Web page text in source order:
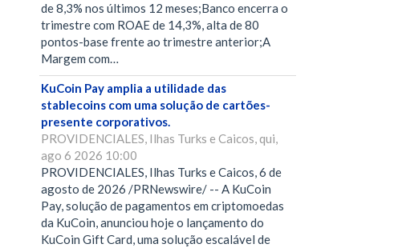
de 8,3% nos últimos 12 meses;Banco encerra o
trimestre com ROAE de 14,3%, alta de 80
pontos-base frente ao trimestre anterior;A
Margem com…
KuCoin Pay amplia a utilidade das
stablecoins com uma solução de cartões-
presente corporativos.
PROVIDENCIALES, Ilhas Turks e Caicos, qui,
ago 6 2026 10:00
PROVIDENCIALES, Ilhas Turks e Caicos, 6 de
agosto de 2026 /PRNewswire/ -- A KuCoin
Pay, solução de pagamentos em criptomoedas
da KuCoin, anunciou hoje o lançamento do
KuCoin Gift Card, uma solução escalável de